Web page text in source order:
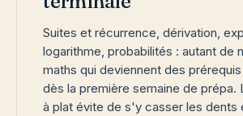
Suites et récurrence, dérivation,
logarithme, probabilités : autant de
maths qui deviennent des
dès la première semaine de prépa.
à plat évite de s'y casser les dents